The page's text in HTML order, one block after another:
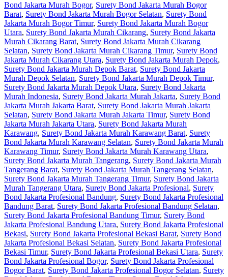
Bond Jakarta Murah Bogor, Surety Bond Jakarta Murah Bogor
Barat, Surety Bond Jakarta Murah Bogor Selatan, Surety Bond
Jakarta Murah Bogor Timur, Surety Bond Jakarta Murah Bogor
Utara, Surety Bond Jakarta Murah Cikarang, Surety Bond Jakarta
Murah Cikarang Barat, Surety Bond Jakarta Murah Cikarang
Selatan, Surety Bond Jakarta Murah Cikarang Timur, Surety Bond
Jakarta Murah Cikarang Utara, Surety Bond Jakarta Murah Depok,
Surety Bond Jakarta Murah Depok Barat, Surety Bond Jakarta
Murah Depok Selatan, Surety Bond Jakarta Murah Depok Timur,
Surety Bond Jakarta Murah Depok Utara, Surety Bond Jakarta
Murah Indonesia, Surety Bond Jakarta Murah Jakarta, Surety Bond
Jakarta Murah Jakarta Barat, Surety Bond Jakarta Murah Jakarta
Selatan, Surety Bond Jakarta Murah Jakarta Timur, Surety Bond
Jakarta Murah Jakarta Utara, Surety Bond Jakarta Murah
Karawang, Surety Bond Jakarta Murah Karawang Barat, Surety
Bond Jakarta Murah Karawang Selatan, Surety Bond Jakarta Murah
Karawang Timur, Surety Bond Jakarta Murah Karawang Utara,
Surety Bond Jakarta Murah Tangerang, Surety Bond Jakarta Murah
Tangerang Barat, Surety Bond Jakarta Murah Tangerang Selatan,
Surety Bond Jakarta Murah Tangerang Timur, Surety Bond Jakarta
Murah Tangerang Utara, Surety Bond Jakarta Profesional, Surety
Bond Jakarta Profesional Bandung, Surety Bond Jakarta Profesional
Bandung Barat, Surety Bond Jakarta Profesional Bandung Selatan,
Surety Bond Jakarta Profesional Bandung Timur, Surety Bond
Jakarta Profesional Bandung Utara, Surety Bond Jakarta Profesional
Bekasi, Surety Bond Jakarta Profesional Bekasi Barat, Surety Bond
Jakarta Profesional Bekasi Selatan, Surety Bond Jakarta Profesional
Bekasi Timur, Surety Bond Jakarta Profesional Bekasi Utara, Surety
Bond Jakarta Profesional Bogor, Surety Bond Jakarta Profesional
Bogor Barat, Surety Bond Jakarta Profesional Bogor Selatan, Surety